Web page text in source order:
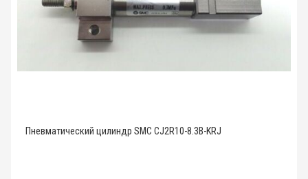
Пневматический цилиндр SMC CJ2R10-8.3B-KRJ